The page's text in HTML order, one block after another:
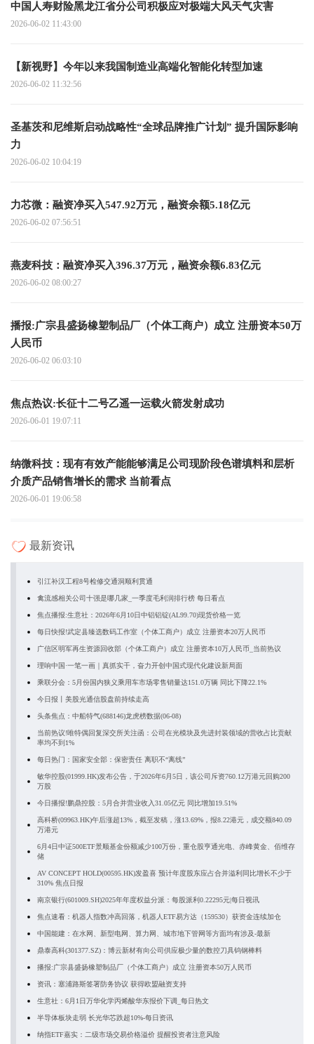
中国人寿财险黑龙江省分公司积极应对极端大风天气灾害
2026-06-02 11:43:00
【新视野】今年以来我国制造业高端化智能化转型加速
2026-06-02 11:32:56
圣基茨和尼维斯启动战略性“全球品牌推广计划” 提升国际影响
力
2026-06-02 10:04:19
力芯微：融资净买入547.92万元，融资余额5.18亿元
2026-06-02 07:56:51
燕麦科技：融资净买入396.37万元，融资余额6.83亿元
2026-06-02 08:00:27
播报:广宗县盛扬橡塑制品厂（个体工商户）成立 注册资本50万
人民币
2026-06-02 06:03:10
焦点热议:长征十二号乙遥一运载火箭发射成功
2026-06-01 19:07:11
纳微科技：现有有效产能能够满足公司现阶段色谱填料和层析
介质产品销售增长的需求 当前看点
2026-06-01 19:06:58
最新资讯
引江补汉工程8号检修交通洞顺利贯通
禽流感相关公司十强是哪几家_一季度毛利润排行榜 每日看点
焦点播报:生意社：2026年6月10日中铝铝锭(AL99.70)现货价格一览
每日快报!武定县臻选数码工作室（个体工商户）成立 注册资本20万人民币
广信区明军再生资源回收部（个体工商户）成立 注册资本10万人民币_当前热议
理响中国·一笔一画｜真抓实干，奋力开创中国式现代化建设新局面
乘联分会：5月份国内狭义乘用车市场零售销量达151.0万辆 同比下降22.1%
今日报丨美股光通信股盘前持续走高
头条焦点：中船特气(688146)龙虎榜数据(06-08)
当前热议!唯特偶回复深交所关注函：公司在光模块及先进封装领域的营收占比贡献
率均不到1%
每日热门：国家安全部：保密责任 离职不“离线”
敏华控股(01999.HK)发布公告，于2026年6月5日，该公司斥资760.12万港元回购200
万股
今日播报!鹏鼎控股：5月合并营业收入31.05亿元 同比增加19.51%
高科桥(09963.HK)午后涨超13%，截至发稿，涨13.69%，报8.22港元，成交额840.09
万港元
6月4日中证500ETF景顺基金份额减少100万份，重仓股亨通光电、赤峰黄金、佰维存
储
AV CONCEPT HOLD(00595.HK)发盈喜 预计年度股东应占合并溢利同比增长不少于
310% 焦点日报
南京银行(601009.SH)2025年年度权益分派：每股派利0.22295元|每日视讯
焦点速看：机器人指数冲高回落，机器人ETF易方达（159530）获资金连续加仓
中国能建：在水网、新型电网、算力网、城市地下管网等方面均有涉及-最新
鼎泰高科(301377.SZ)：博云新材有向公司供应极少量的数控刀具钨钢棒料
播报:广宗县盛扬橡塑制品厂（个体工商户）成立 注册资本50万人民币
资讯：塞浦路斯签署防务协议 获得欧盟融资支持
生意社：6月1日万华化学丙烯酸华东报价下调_每日热文
半导体板块走弱 长光华芯跌超10%-每日资讯
纳指ETF嘉实：二级市场交易价格溢价 提醒投资者注意风险